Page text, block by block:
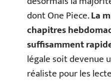
dont One Piece.La
chapitres
suffisamment
légale soit devenue
réaliste pour les